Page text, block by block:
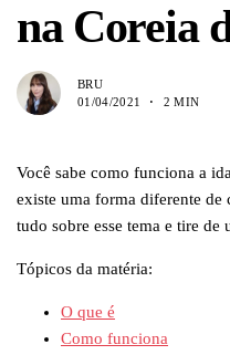
na Coreia
BRU
01/04/2021
2 MIN
Você sabe como funciona a
existe uma forma diferente de
tudo sobre esse tema e tire de
Tópicos da matéria:
O que é
Como funciona